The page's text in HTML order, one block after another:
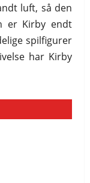
luft, så den
er Kirby endt
spilfigurer
har Kirby